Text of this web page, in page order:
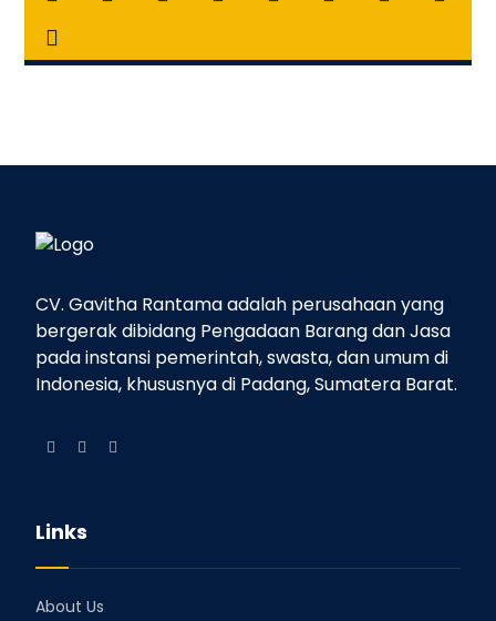
CV. Gavitha Rantama adalah perusahaan yang
bergerak dibidang Pengadaan Barang dan Jasa
pada instansi pemerintah, swasta, dan umum di
Indonesia, khususnya di Padang, Sumatera Barat.
Links
About Us